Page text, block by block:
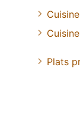
Plats